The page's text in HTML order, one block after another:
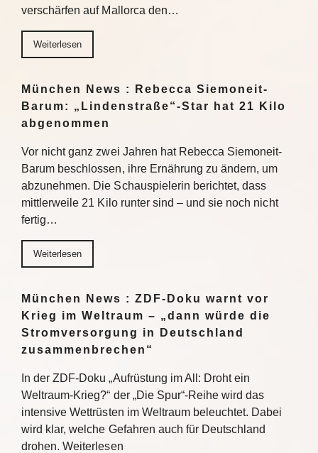
verschärfen auf Mallorca den…
Weiterlesen
München News : Rebecca Siemoneit-
Barum: „Lindenstraße“-Star hat 21 Kilo
abgenommen
Vor nicht ganz zwei Jahren hat Rebecca Siemoneit-
Barum beschlossen, ihre Ernährung zu ändern, um
abzunehmen. Die Schauspielerin berichtet, dass
mittlerweile 21 Kilo runter sind – und sie noch nicht
fertig…
Weiterlesen
München News : ZDF-Doku warnt vor
Krieg im Weltraum – „dann würde die
Stromversorgung in Deutschland
zusammenbrechen“
In der ZDF-Doku „Aufrüstung im All: Droht ein
Weltraum-Krieg?“ der „Die Spur“-Reihe wird das
intensive Wettrüsten im Weltraum beleuchtet. Dabei
wird klar, welche Gefahren auch für Deutschland
drohen. Weiterlesen